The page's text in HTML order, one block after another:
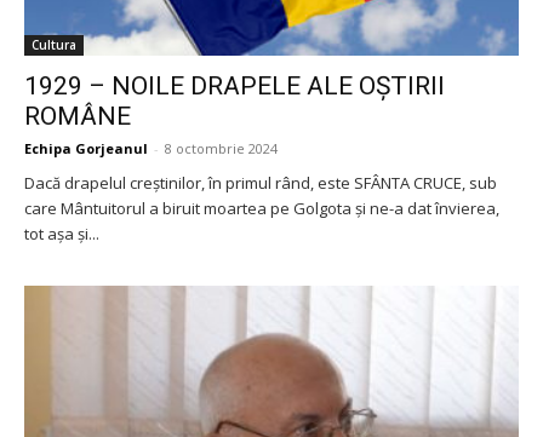
Cultura
1929 – NOILE DRAPELE ALE OȘTIRII
ROMÂNE
Echipa Gorjeanul - 8 octombrie 2024
Dacă drapelul creștinilor, în primul rând, este SFÂNTA CRUCE, sub
care Mântuitorul a biruit moartea pe Golgota și ne-a dat învierea,
tot așa și...